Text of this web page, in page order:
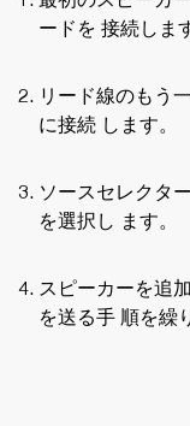
ードを 接続しま
リード線のもう
に接続 します。
ソースセレクタ
を選択し ます。
スピーカーを追
を送る手 順を繰